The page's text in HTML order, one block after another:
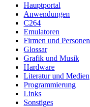
Hauptportal
Anwendungen
C264
Emulatoren
Firmen und Personen
Glossar
Grafik und Musik
Hardware
Literatur und Medien
Programmierung
Links
Sonstiges